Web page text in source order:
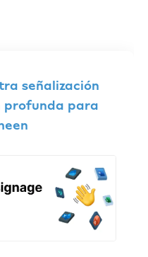
señalización
profunda para